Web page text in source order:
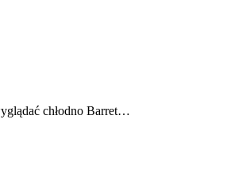
chłodno Barret…